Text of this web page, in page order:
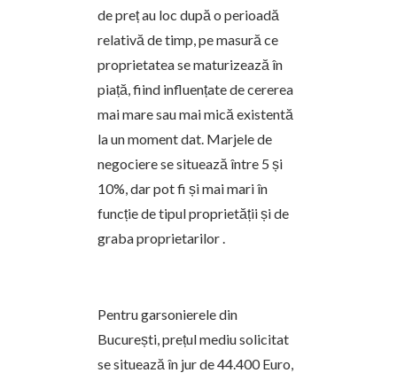
de preț au loc după o perioadă
relativă de timp, pe masură ce
proprietatea se maturizează în
piață, fiind influențate de cererea
mai mare sau mai mică existentă
la un moment dat. Marjele de
negociere se situează între 5 și
10%, dar pot fi și mai mari în
funcție de tipul proprietății și de
graba proprietarilor .
Pentru garsonierele din
București, prețul mediu solicitat
se situează în jur de 44.400 Euro,